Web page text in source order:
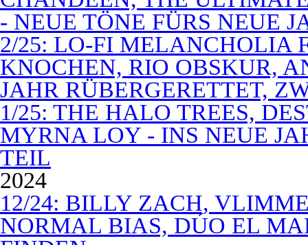
- NEUE TÖNE FÜRS NEUE
2/25: LO-FI MELANCHOLIA
KNOCHEN, RIO OBSKUR,
JAHR RÜBERGERETTET,
1/25: THE HALO TREES,
MYRNA LOY - INS NEUE
TEIL
2024
12/24: BILLY ZACH,
NORMAL BIAS, DÚO EL